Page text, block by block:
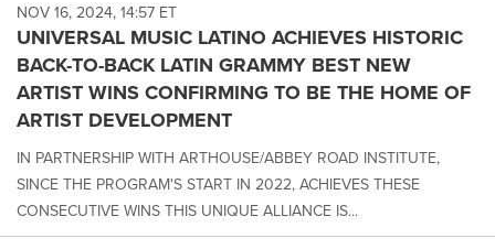
NOV 16, 2024, 14:57 ET
UNIVERSAL MUSIC LATINO ACHIEVES HISTORIC
BACK-TO-BACK LATIN GRAMMY BEST NEW
ARTIST WINS CONFIRMING TO BE THE HOME OF
ARTIST DEVELOPMENT
IN PARTNERSHIP WITH ARTHOUSE/ABBEY ROAD INSTITUTE,
SINCE THE PROGRAM'S START IN 2022, ACHIEVES THESE
CONSECUTIVE WINS THIS UNIQUE ALLIANCE IS...